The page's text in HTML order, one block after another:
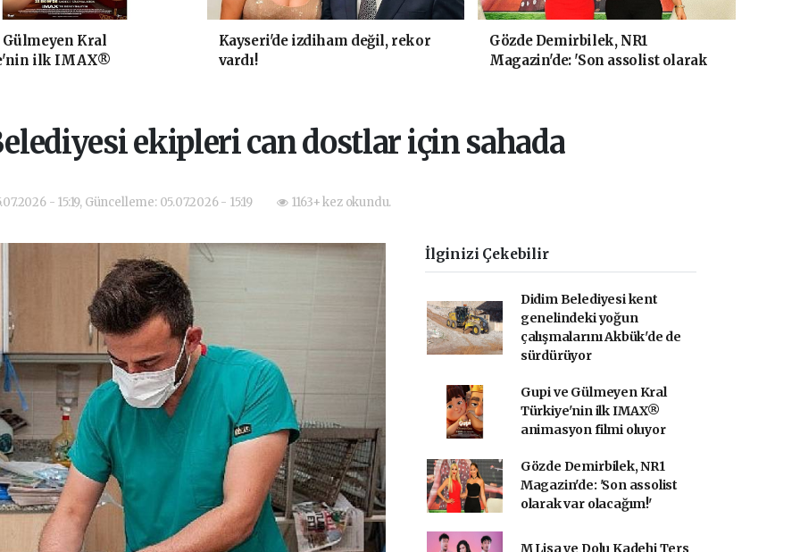
Gülmeyen Kral
ilk IMAX®
Kayseri'de izdiham değil, rekor
vardı!
Gözde Demirbilek, NR1
Magazin'de: 'Son assolist olarak
ekipleri can dostlar için sahada
- 15:19, Güncelleme: 05.07.2026 - 15:19 1163+ kez okundu.
İlginizi Çekebilir
Didim Belediyesi kent
genelindeki yoğun
çalışmalarını Akbük'de de
sürdürüyor
Gupi ve Gülmeyen Kral
Türkiye'nin ilk IMAX®
animasyon filmi oluyor
Gözde Demirbilek, NR1
Magazin'de: 'Son assolist
olarak var olacağım!'
M Lisa ve Dolu Kadehi Ters